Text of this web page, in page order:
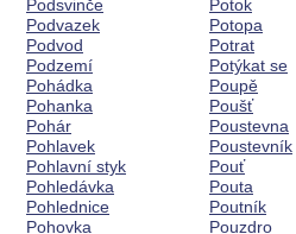
Podsvinče
Podvazek
Podvod
Podzemí
Pohádka
Pohanka
Pohár
Pohlavek
Pohlavní styk
Pohledávka
Pohlednice
Pohovka
Potok
Potopa
Potrat
Potýkat se
Poupě
Poušť
Poustevna
Poustevník
Pouť
Pouta
Poutník
Pouzdro